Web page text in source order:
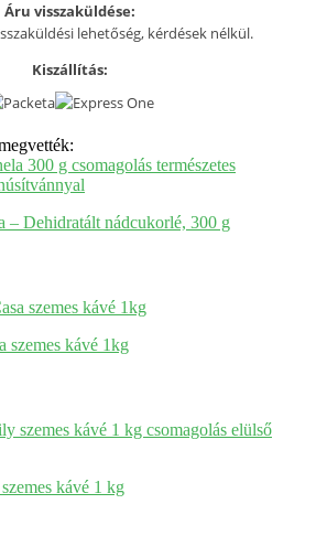
Áru visszaküldése:
lehetőség, kérdések nélkül.
Kiszállítás:
– Dehidratált nádcukorlé, 300 g
szemes kávé 1kg
kávé 1 kg